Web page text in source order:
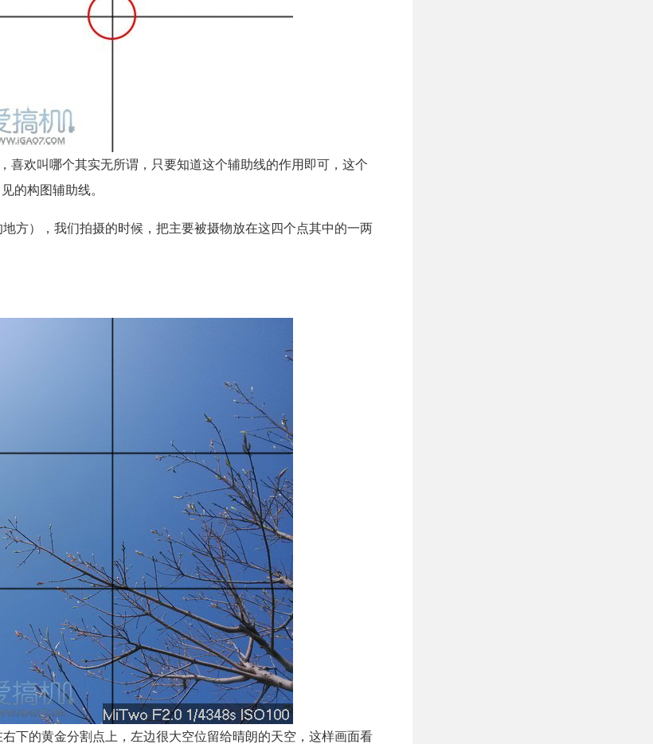
喜欢叫哪个其实无所谓，只要知道这个辅助线的作用即可，这个
的构图辅助线。
方），我们拍摄的时候，把主要被摄物放在这四个点其中的一两
下的黄金分割点上，左边很大空位留给晴朗的天空，这样画面看